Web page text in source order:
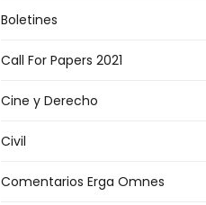
Boletines
Call For Papers 2021
Cine y Derecho
Civil
Comentarios Erga Omnes